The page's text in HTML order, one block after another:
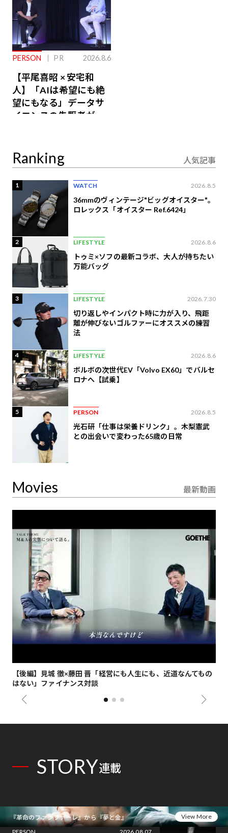
PERSON PR 2026.8.6
【平尾喜昭 × 安宅和
人】「AIは希望にも絶
望にもなる」データサ
イエンスの先駆者が語
Ranking 人気記事
1 WATCH 2026.8.5
36mmのヴィンテージ"ビッグオイスター"。
ロレックス「オイスター Ref.6424」
2 LIFESTYLE 2026.8.6
トゥミ×ソフの最新コラボ、大人が持ちたい
万能バッグ
3 LIFESTYLE 2026.7.30
切り返しやインパクト時に力が入り、飛距
離が伸びないゴルファーにオススメの練習
法
4 LIFESTYLE 2026.8.6
ボルボの次世代EV「Volvo EX60」でバルセ
ロナへ【試乗】
5 PERSON 2026.8.5
光石研「仕事は栄養ドリンク」。木梨憲武
との出会いで変わった65歳の日常
Movies 最新動画
【後編】見城 徹×藤田 晋「経営にも人生にも、近道なんてもの
はない」ファイナンス対談
STORY連載
『革命のファンファーレ』から『夢と金』
View More